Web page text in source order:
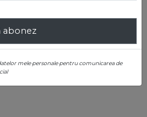
abonez
mele personale pentru comunicarea de